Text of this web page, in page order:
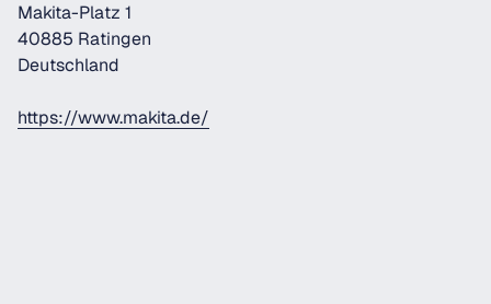
Makita-Platz 1
40885 Ratingen
Deutschland
https://www.makita.de/